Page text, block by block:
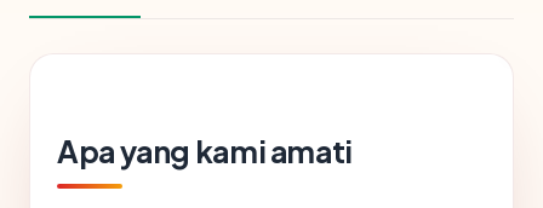
Apa yang kami amati